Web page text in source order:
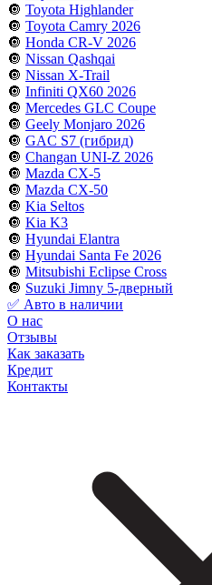
🔘 Toyota Highlander
🔘 Toyota Camry 2026
🔘 Honda CR-V 2026
🔘 Nissan Qashqai
🔘 Nissan X-Trail
🔘 Infiniti QX60 2026
🔘 Mercedes GLC Coupe
🔘 Geely Monjaro 2026
🔘 GAC S7 (гибрид)
🔘 Changan UNI-Z 2026
🔘 Mazda CX-5
🔘 Mazda CX-50
🔘 Kia Seltos
🔘 Kia K3
🔘 Hyundai Elantra
🔘 Hyundai Santa Fe 2026
🔘 Mitsubishi Eclipse Cross
🔘 Suzuki Jimny 5-дверный
✅ Авто в наличии
О нас
Отзывы
Как заказать
Кредит
Контакты